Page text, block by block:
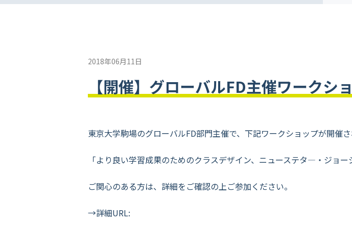
2018年06月11日
【開催】グローバルFD主催ワークシ
東京大学駒場のグローバルFD部門主催で、下記ワークショップが開催さ
「より良い学習成果のためのクラスデザイン、ニューステタ―・ジョー
ご関心のある方は、詳細をご確認の上ご参加ください。
→詳細URL: